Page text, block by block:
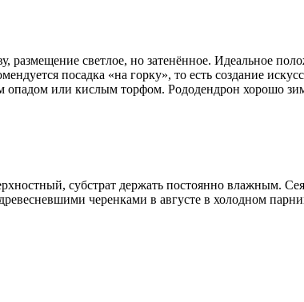
светлое, но затенённое. Идеальное
посадка «на горку», то есть создание
или кислым торфом. Рододендрон хорошо
субстрат держать постоянно влажным.
черенками в августе в холодном